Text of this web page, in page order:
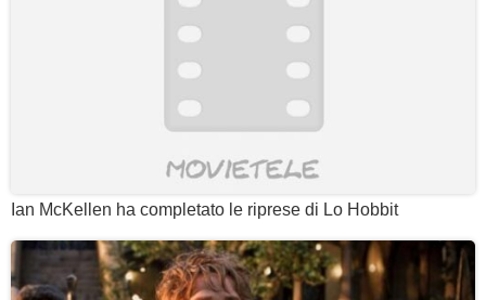
Ian McKellen ha completato le riprese di Lo Hobbit